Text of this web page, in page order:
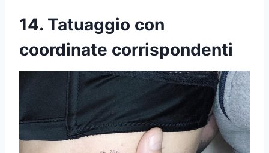
14. Tatuaggio con
coordinate corrispondenti